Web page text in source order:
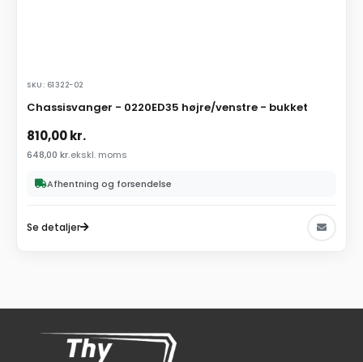
SKU: 61322-02
Chassisvanger - 0220ED35 højre/venstre - bukket
810,00kr.
648,00 kr.ekskl. moms
Afhentning og forsendelse
Se detaljer